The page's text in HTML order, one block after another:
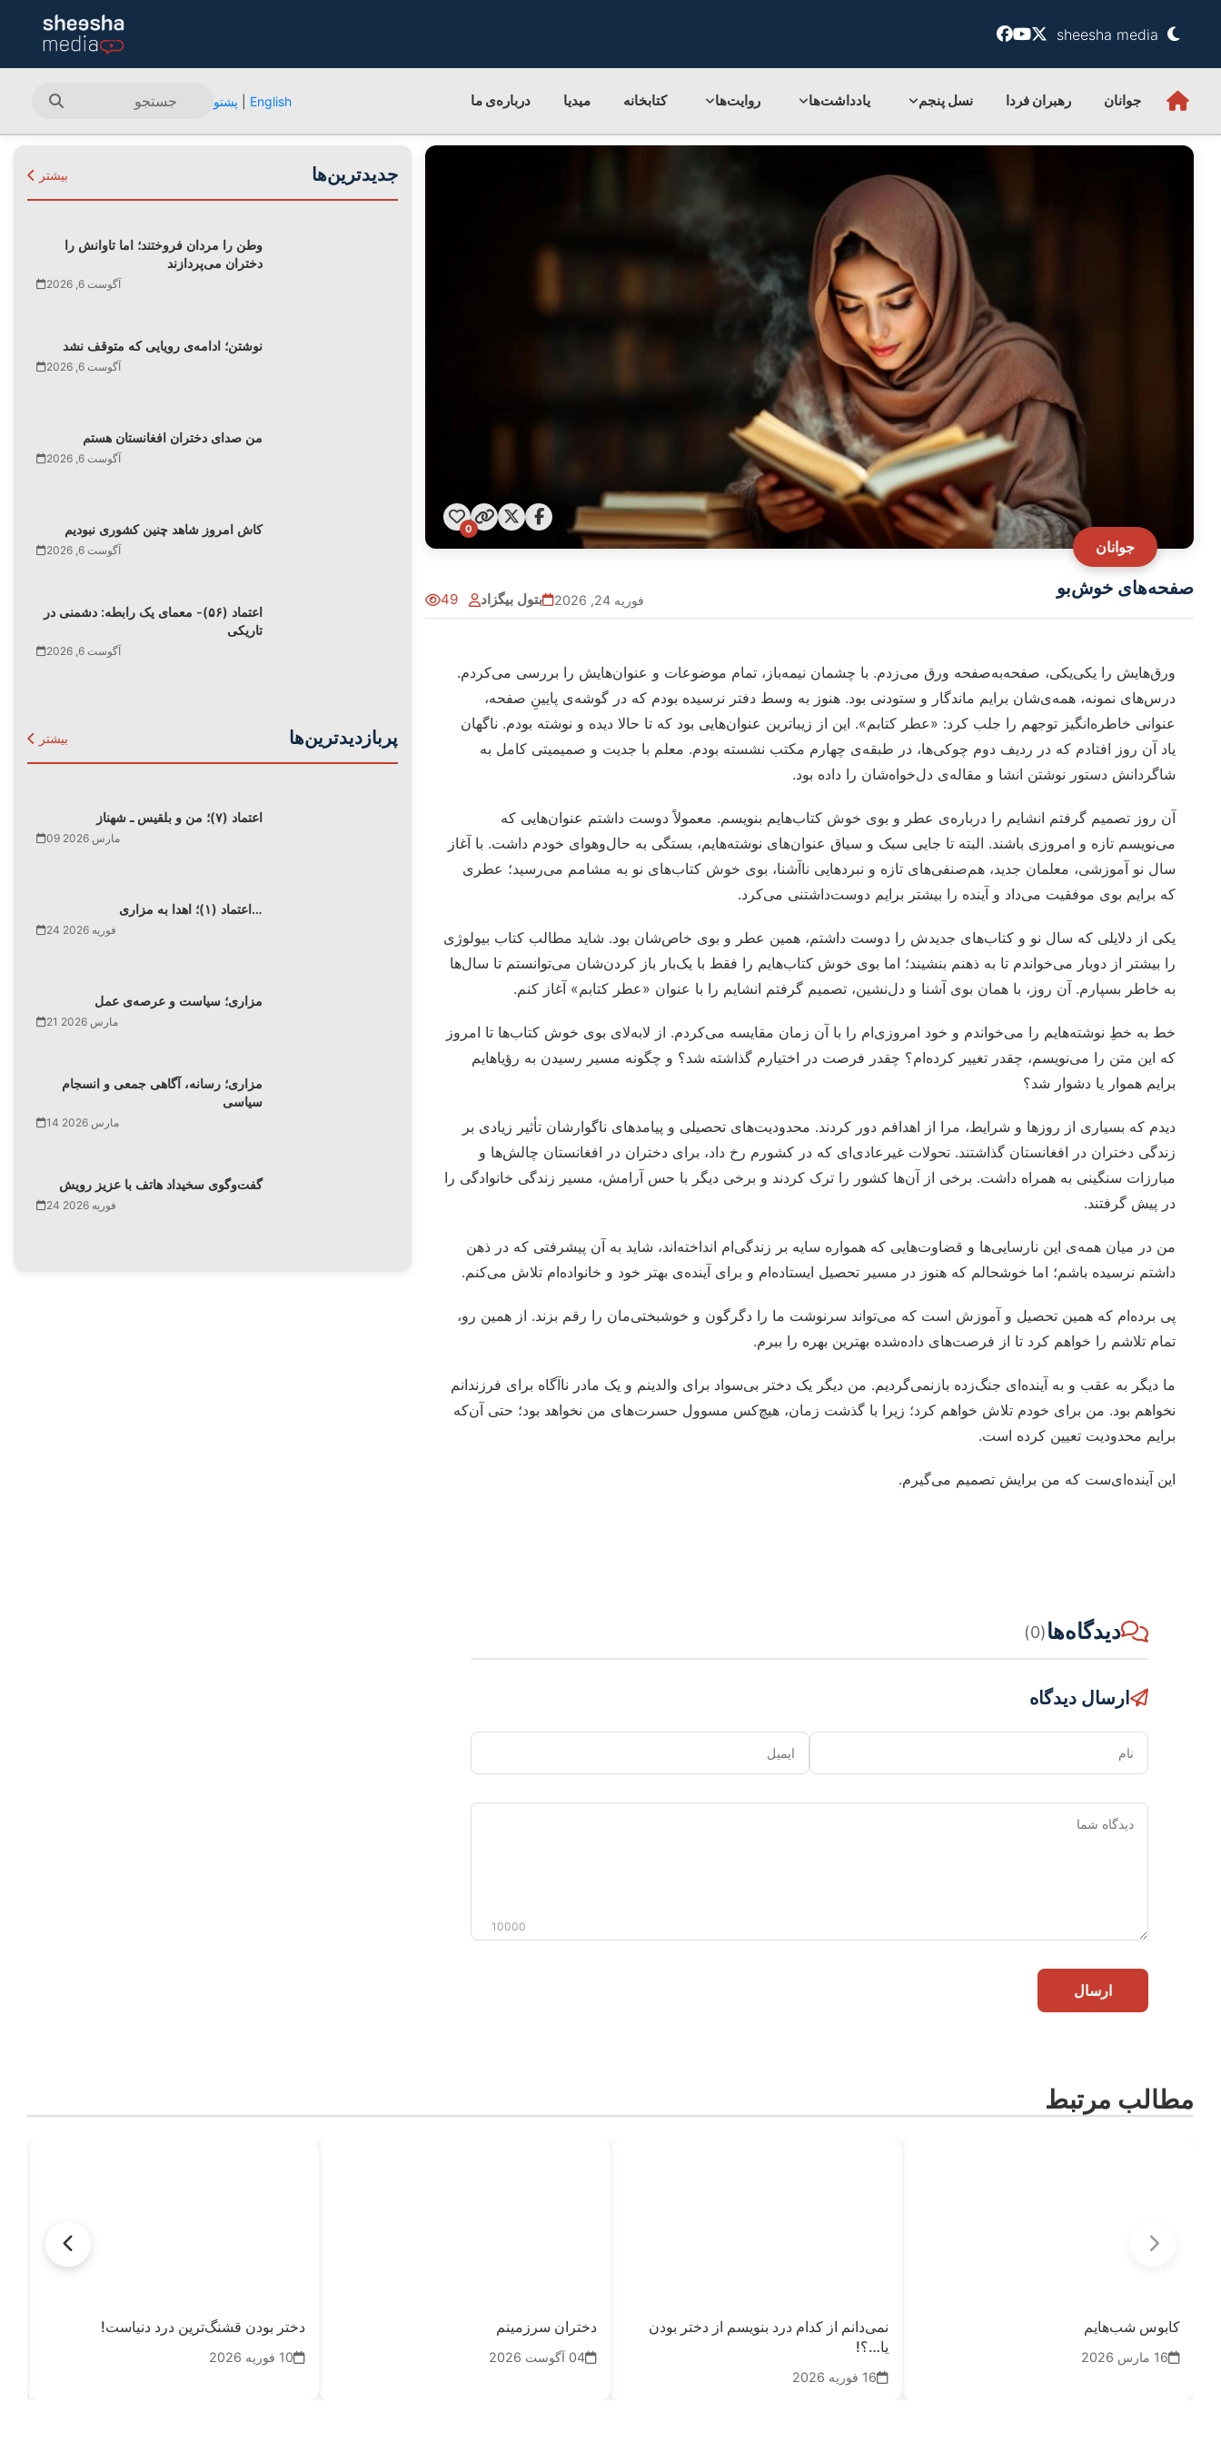
sheesha media
جوانان رهبران فردا نسل پنجم یادداشت‌ها روایت‌ها کتابخانه میدیا درباره‌ی‌ ما English پشتو
جوانان
0
صفحه‌های خوش‌بو
49 بتول بیگزاد فوریه 24, 2026
ورق‌هایش را یکی‌یکی، صفحه‌به‌صفحه ورق می‌زدم. با چشمان نیمه‌باز، تمام موضوعات و عنوان‌هایش را بررسی می‌کردم.
درس‌های نمونه، همه‌ی‌شان برایم ماندگار و ستودنی بود. هنوز به وسط دفتر نرسیده بودم که در گوشه‌ی پایینِ صفحه،
عنوانی خاطره‌انگیز توجهم را جلب کرد: «عطر کتابم». این از زیباترین عنوان‌هایی بود که تا حالا دیده و نوشته بودم. ناگهان
یاد آن روز افتادم که در ردیف دوم چوکی‌ها، در طبقه‌ی چهارم مکتب نشسته بودم. معلم با جدیت و صمیمیتی کامل به
شاگردانش دستور نوشتن انشا و مقاله‌ی دل‌خواه‌شان را داده بود.
آن روز تصمیم گرفتم انشایم را درباره‌ی عطر و بوی خوش کتاب‌هایم بنویسم. معمولاً دوست داشتم عنوان‌هایی که
می‌نویسم تازه و امروزی باشند. البته تا جایی سبک و سیاق عنوان‌های نوشته‌هایم، بستگی به حال‌وهوای خودم داشت. با آغاز
سال نو آموزشی، معلمان جدید، هم‌صنفی‌های تازه و نبردهایی ناآشنا، بوی خوش کتاب‌های نو به مشامم می‌رسید؛ عطری
که برایم بوی موفقیت می‌داد و آینده را بیشتر برایم دوست‌داشتنی می‌کرد.
یکی از دلایلی که سال نو و کتاب‌های جدیدش را دوست داشتم، همین عطر و بوی خاص‌شان بود. شاید مطالب کتاب بیولوژی
را بیشتر از دوبار می‌خواندم تا به ذهنم بنشیند؛ اما بوی خوش کتاب‌هایم را فقط با یک‌بار باز کردن‌شان می‌توانستم تا سال‌ها
به خاطر بسپارم. آن روز، با همان بوی آشنا و دل‌نشین، تصمیم گرفتم انشایم را با عنوان «عطر کتابم» آغاز کنم.
خط به خطِ نوشته‌هایم را می‌خواندم و خود امروزی‌ام را با آن زمان مقایسه می‌کردم. از لابه‌لای بوی خوش کتاب‌ها تا امروز
که این متن را می‌نویسم، چقدر تغییر کرده‌ام؟ چقدر فرصت در اختیارم گذاشته شد؟ و چگونه مسیر رسیدن به رؤیاهایم
برایم هموار یا دشوار شد؟
دیدم که بسیاری از روزها و شرایط، مرا از اهدافم دور کردند. محدودیت‌های تحصیلی و پیامدهای ناگوارشان تأثیر زیادی بر
زندگی دختران در افغانستان گذاشتند. تحولات غیرعادی‌ای که در کشورم رخ داد، برای دختران در افغانستان چالش‌ها و
مبارزات سنگینی به همراه داشت. برخی از آن‌ها کشور را ترک کردند و برخی دیگر با حس آرامش، مسیر زندگی خانوادگی را
در پیش گرفتند.
من در میان همه‌ی این نارسایی‌ها و قضاوت‌هایی که همواره سایه بر زندگی‌ام انداخته‌اند، شاید به آن پیشرفتی که در ذهن
داشتم نرسیده باشم؛ اما خوشحالم که هنوز در مسیر تحصیل ایستاده‌ام و برای آینده‌ی بهتر خود و خانواده‌ام تلاش می‌کنم.
پی برده‌ام که همین تحصیل و آموزش است که می‌تواند سرنوشت ما را دگرگون و خوشبختی‌مان را رقم بزند. از همین رو،
تمام تلاشم را خواهم کرد تا از فرصت‌های داده‌شده بهترین بهره را ببرم.
ما دیگر به عقب و به آینده‌ای جنگ‌زده بازنمی‌گردیم. من دیگر یک دختر بی‌سواد برای والدینم و یک مادر ناآگاه برای فرزندانم
نخواهم بود. من برای خودم تلاش خواهم کرد؛ زیرا با گذشت زمان، هیچ‌کس مسوول حسرت‌های من نخواهد بود؛ حتی آن‌که
برایم محدودیت تعیین کرده است.
این آینده‌ای‌ست که من برایش تصمیم می‌گیرم.
دیدگاه‌ها(0)
ارسال دیدگاه
نام ایمیل
دیدگاه
10000
ارسال
جدیدترین‌ها بیشتر
وطن را مردان فروختند؛ اما تاوانش را
دختران می‌پردازند
آگوست 6, 2026
نوشتن؛ ادامه‌ی رویایی که متوقف نشد
آگوست 6, 2026
من صدای دختران افغانستان هستم
آگوست 6, 2026
کاش امروز شاهد چنین کشوری نبودیم
آگوست 6, 2026
اعتماد (۵۶)- معمای یک رابطه: دشمنی در
تاریکی
آگوست 6, 2026
پربازدیدترین‌ها بیشتر
اعتماد (۷)؛ من و بلقیس ـ شهناز
09 مارس 2026
اعتماد (۱)؛ اهدا به مزاری…
24 فوریه 2026
مزاری؛ سیاست و عرصه‌ی عمل
21 مارس 2026
مزاری؛ رسانه، آگاهی جمعی و انسجام
سیاسی
14 مارس 2026
گفت‌وگوی سخیداد هاتف با عزیز رویش
24 فوریه 2026
مطالب مرتبط
کابوس شب‌هایم
16 مارس 2026
نمی‌دانم از کدام درد بنویسم از دختر بودن
یا…؟!
16 فوریه 2026
دختران سرزمینم
04 آگوست 2026
دختر بودن قشنگ‌ترین درد دنیاست!
10 فوریه 2026